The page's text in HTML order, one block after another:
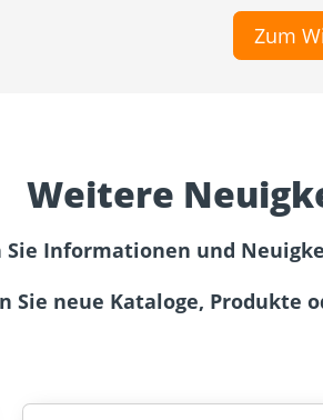
Zum
Weitere
Sie Informationen und
Sie neue Kataloge, Produkte